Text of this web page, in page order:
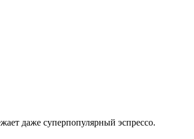
даже суперпопулярный эспрессо.